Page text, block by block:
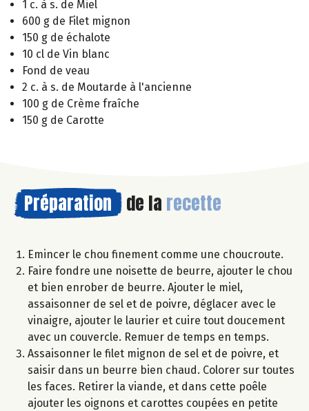
1 c. à s. de Miel
600 g de Filet mignon
150 g de échalote
10 cl de Vin blanc
Fond de veau
2 c. à s. de Moutarde à l'ancienne
100 g de Crème fraîche
150 g de Carotte
Préparation de la recette
Emincer le chou finement comme une choucroute.
Faire fondre une noisette de beurre, ajouter le chou
et bien enrober de beurre. Ajouter le miel,
assaisonner de sel et de poivre, déglacer avec le
vinaigre, ajouter le laurier et cuire tout doucement
avec un couvercle. Remuer de temps en temps.
Assaisonner le filet mignon de sel et de poivre, et
saisir dans un beurre bien chaud. Colorer sur toutes
les faces. Retirer la viande, et dans cette poêle
ajouter les oignons et carottes coupées en petite